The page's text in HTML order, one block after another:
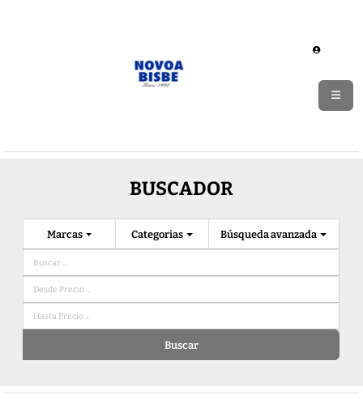
BUSCADOR
Categorias
Marcas Búsqueda avanzada
Buscar